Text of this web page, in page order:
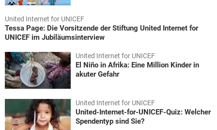
United Internet for UNICEF
Tessa Page: Die Vorsitzende der Stiftung United Internet for
UNICEF im Jubiläumsinterview
United Internet for UNICEF
El Niño in Afrika: Eine Million Kinder in
akuter Gefahr
United Internet for UNICEF
United-Internet-for-UNICEF-Quiz: Welcher
Spendentyp sind Sie?